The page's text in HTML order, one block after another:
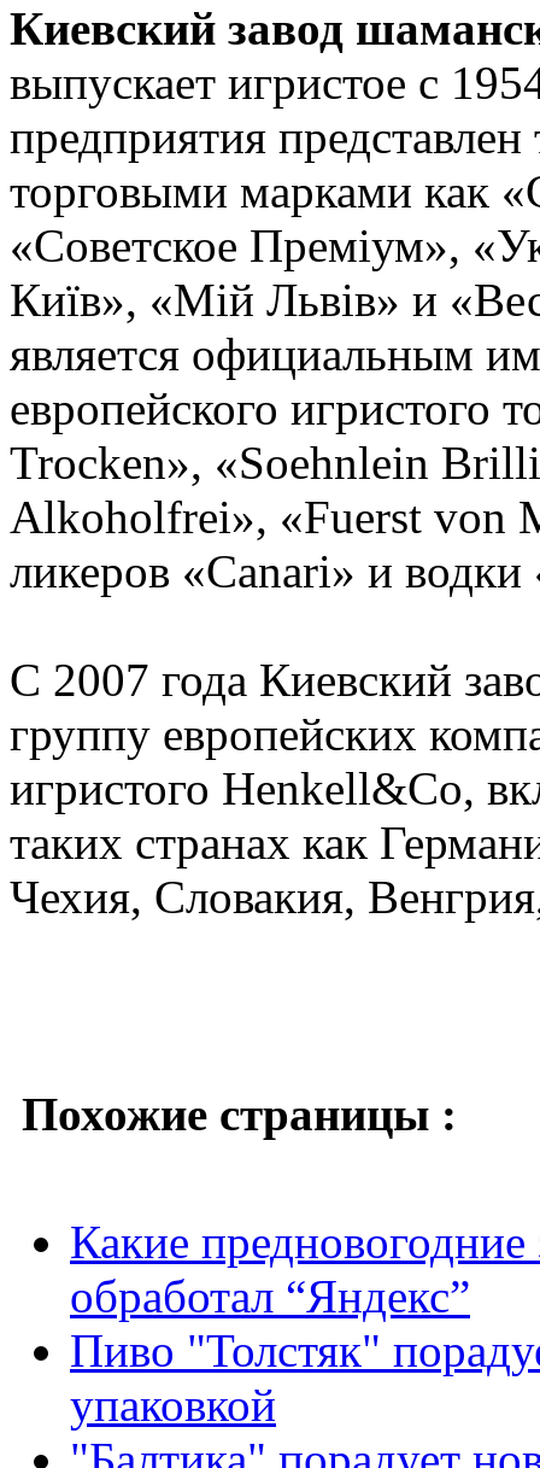
Киевский завод
выпускает игристое с
предприятия
торговыми марками как
«Советское Преміум»,
Київ», «Мій Львів» и
является официальным
европейского игристого
Trocken», «Soehnlein
Alkoholfrei», «Fuerst von
ликеров «Canari» и
С 2007 года Киевский
группу европейских
игристого Henkell&Co,
таких странах как
Чехия, Словакия,
Похожие страницы :
Какие
обработал “Яндекс”
Пиво "Толстяк"
упаковкой